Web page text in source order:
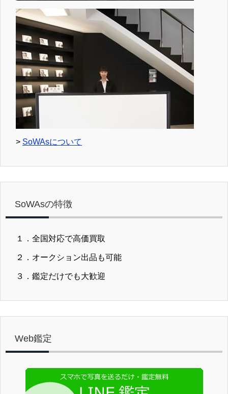
> SoWAsについて
SoWAsの特徴
１．全国対応で高価買取
２．オークション出品も可能
３．鑑定だけでも大歓迎
Web鑑定